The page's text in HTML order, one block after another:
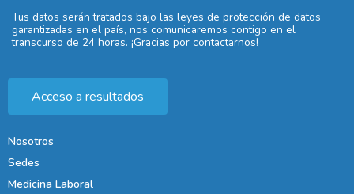
Tus datos serán tratados bajo las leyes de protección de datos
garantizadas en el país, nos comunicaremos contigo en el
transcurso de 24 horas. ¡Gracias por contactarnos!
Acceso a resultados
Nosotros
Sedes
Medicina Laboral